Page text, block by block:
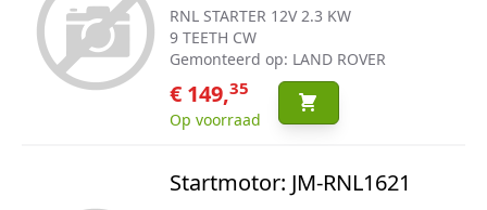
RNL STARTER 12V 2.3 KW
9 TEETH CW
Gemonteerd op: LAND ROVER
€ 149,35
Op voorraad
Startmotor: JM-RNL1621